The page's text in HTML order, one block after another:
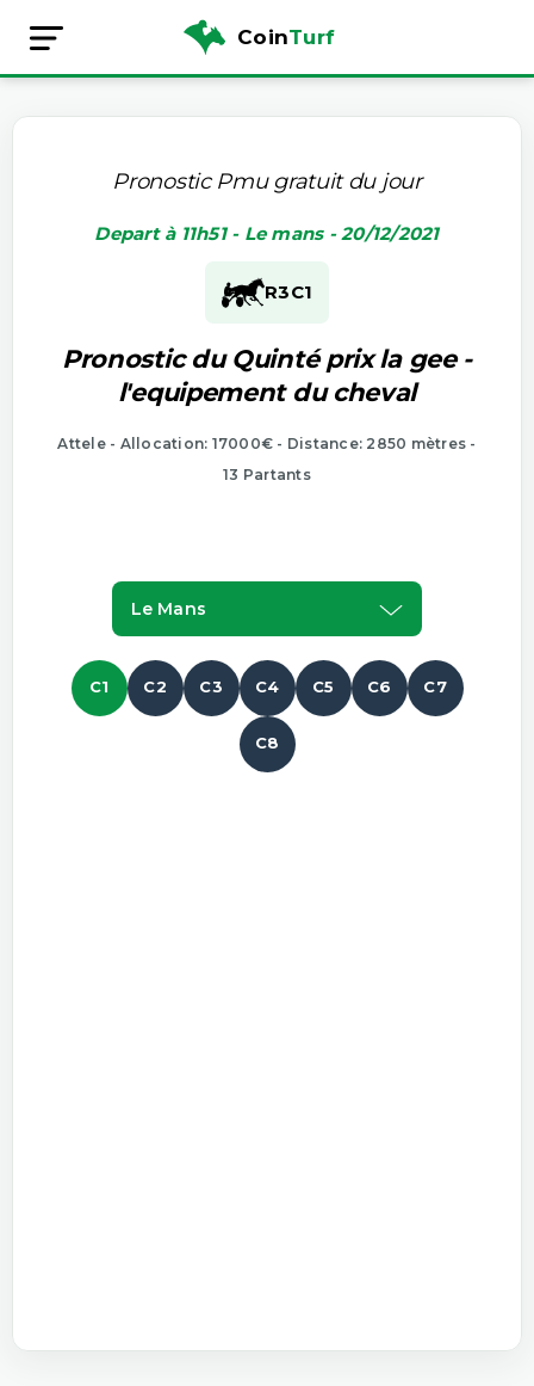
CoinTurf
Pronostic Pmu gratuit du jour
Depart à 11h51 - Le mans - 20/12/2021
R3C1
Pronostic du Quinté prix la gee -
l'equipement du cheval
Attele - Allocation: 17000€ - Distance: 2850 mètres -
13 Partants
Le Mans
C1 C2 C3 C4 C5 C6 C7
C8